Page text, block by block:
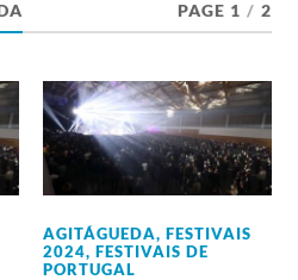
PAGE 1 / 2
AGITÁGUEDA,FESTIVAIS
2024,FESTIVAIS DE
PORTUGAL